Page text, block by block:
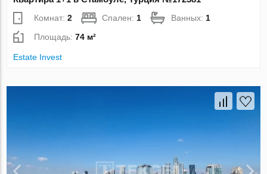
Комнат:2 Спален: 1 Ванных: 1
Площадь:74 м²
Estate Invest